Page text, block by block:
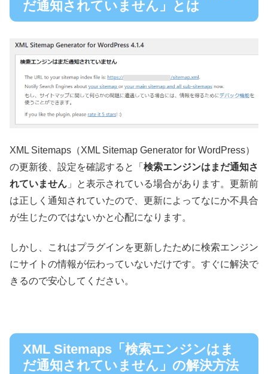
だ通知されていません」とは
XML Sitemaps（XML Sitemap Generator for WordPress）
の更新後、設定を確認すると「 検索エンジンはまだ通知さ
れていません 」と表示されている場合があります。更新前
は正しく通知されていたので、更新によってなにか不具合
が生じたのではないかと心配になります。
しかし、これはプラグインを更新したために検索エンジン
にサイトの情報が伝わっていないだけです。すぐに解決で
きるので安心してください。
XML Sitemaps「検索エンジンはま
だ通知されていません」の解決方法